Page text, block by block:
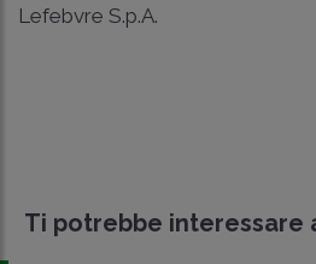
Lefebvre S.p.A.
Ti potrebbe interessare